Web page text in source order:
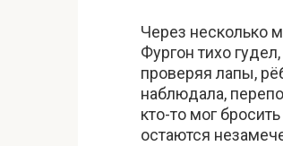
Через несколько
Фургон тихо
проверяя лапы,
наблюдала,
кто-то мог
остаются